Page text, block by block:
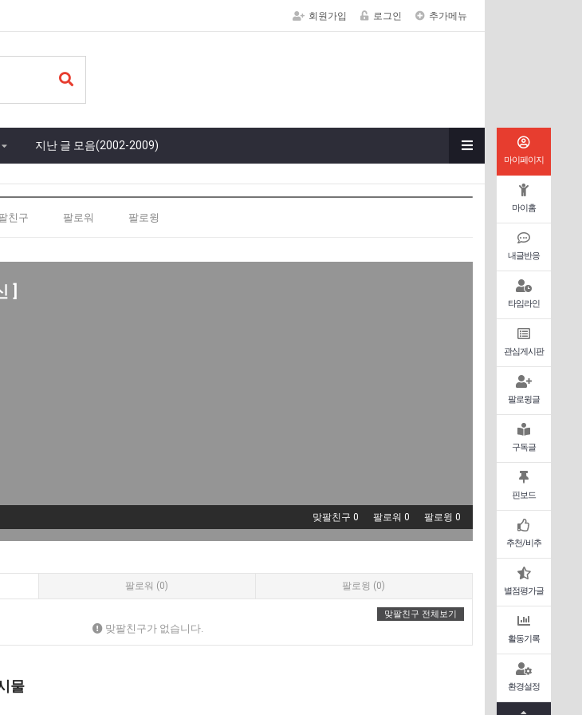
회원가입 로그인 추가메뉴
지난 글 모음(2002-2009)
마이페이지
마이홈
내글반응
타임라인
관심게시판
팔로윙글
구독글
핀보드
추천/비추
별점평가글
활동기록
환경설정
친구 팔로워 팔로윙
]
맞팔친구 0 팔로워 0 팔로윙 0
팔로워 (0) 팔로윙 (0)
맞팔친구 전체보기
맞팔친구가 없습니다.
물